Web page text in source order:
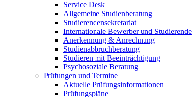
Service Desk
Allgemeine Studienberatung
Studierendensekretariat
Internationale Bewerber und Studierende
Anerkennung & Anrechnung
Studienabbruchberatung
Studieren mit Beeinträchtigung
Psychosoziale Beratung
Prüfungen und Termine
Aktuelle Prüfungsinformationen
Prüfungspläne